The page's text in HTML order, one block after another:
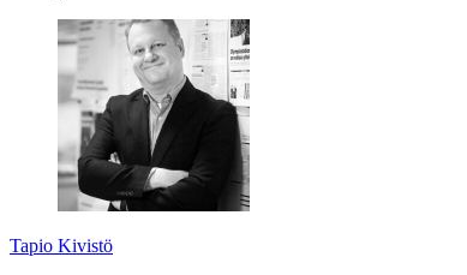
Tapio Kivistö